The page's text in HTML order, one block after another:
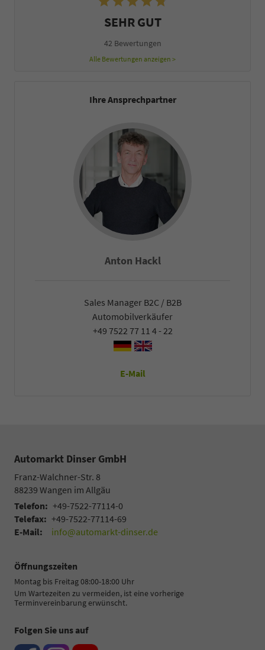
SEHR GUT
42 Bewertungen
Alle Bewertungen anzeigen >
Ihre Ansprechpartner
Anton Hackl
Sales Manager B2C / B2B
Automobilverkäufer
+49 7522 77 11 4 - 22
E-Mail
Automarkt Dinser GmbH
Franz-Walchner-Str. 8
88239 Wangen im Allgäu
Telefon: +49-7522-77114-0
Telefax: +49-7522-77114-69
E-Mail:
info@automarkt-dinser.de
Öffnungszeiten
Montag bis Freitag 08:00-18:00 Uhr
Um Wartezeiten zu vermeiden, ist eine vorherige
Terminvereinbarung erwünscht.
Folgen Sie uns auf